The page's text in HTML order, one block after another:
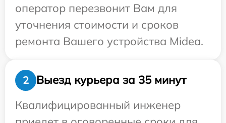
оператор перезвонит Вам для
уточнения стоимости и сроков
ремонта Вашего устройства Midea.
2
Выезд курьера за 35 минут
Квалифицированный инженер